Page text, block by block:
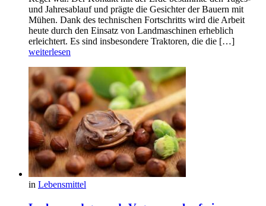
und Jahresablauf und prägte die Gesichter der Bauern mit
Mühen. Dank des technischen Fortschritts wird die Arbeit
heute durch den Einsatz von Landmaschinen erheblich
erleichtert. Es sind insbesondere Traktoren, die die […]
weiterlesen
in Lebensmittel